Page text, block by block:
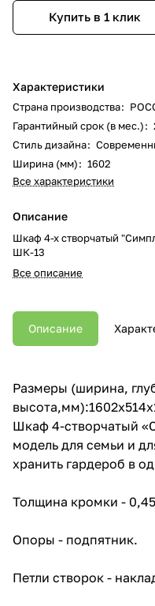
Купить в 1 клик
Характеристики
Страна производства:
Гарантийный срок (в мес.):
Стиль дизайна:
Ширина (мм): 1602
Все характеристики
Описание
Шкаф 4-х створчатый
ШК-13
Все описание
Описание
Размеры (ширина,
Шкаф 4-створчатый
модель для семьи и
хранить гардероб в
Толщина кромки -
Опоры - подпятник.
Петли створок -